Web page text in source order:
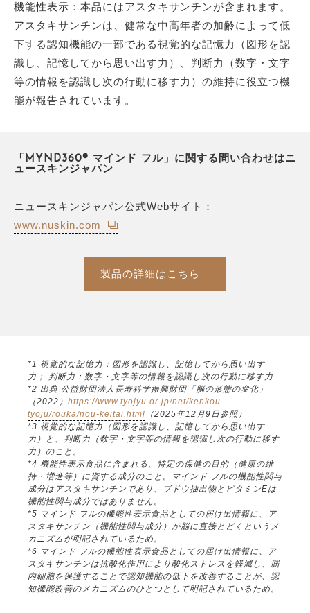
機能性表示：本品にはアスタキサンチンが含まれます。
アスタキサンチンは、健常な中高年者の加齢によって低
下する認知機能の一部である視覚的な記憶力（図形を認
識し、記憶してから思い出す力）、判断力（数字・文字
等の情報を認識し次の行動に移す力）の維持に役立つ機
能が報告されています。
「MYND360® マインド フル」に関する問い合わせはニ
ュースキンジャパン
ニュースキンジャパン公式Webサイト：
www.nuskin.com
製品の詳細はこちら
*1 視覚的な記憶力：図形を認識し、記憶してから思い出す
力； 判断力：数字・文字等の情報を認識し次の行動に移す力
*2 出典 公益財団法人長寿科学振興財団「脳の形態の変化」
（2022） https://www.tyojyu.or.jp/net/kenkou-
tyoju/rouka/nou-keitai.html （2025年12月9日参照）
*3 視覚的な記憶力（図形を認識し、記憶してから思い出す
力）と、判断力（数字・文字等の情報を認識し次の行動に移す
力）のこと。
*4 機能性表示食品に含まれる、特定の保健の目的（健康の維
持・増進等）に資する成分のこと。マインド フルの機能性関与
成分はアスタキサンチンであり、ブドウ抽出物とビタミンEは
機能性関与成分ではありません。
*5 マインド フルの機能性表示食品としての届け出情報に、ア
スタキサンチン（機能性関与成分）が脳に直接とどくというメ
カニズムが明記されているため。
*6 マインド フルの機能性表示食品としての届け出情報に、ア
スタキサンチンは抗酸化作用により酸化ストレスを軽減し、脳
内細胞を保護することで認知機能の低下を改善することが、認
知機能改善のメカニズムのひとつとして明記されているため。